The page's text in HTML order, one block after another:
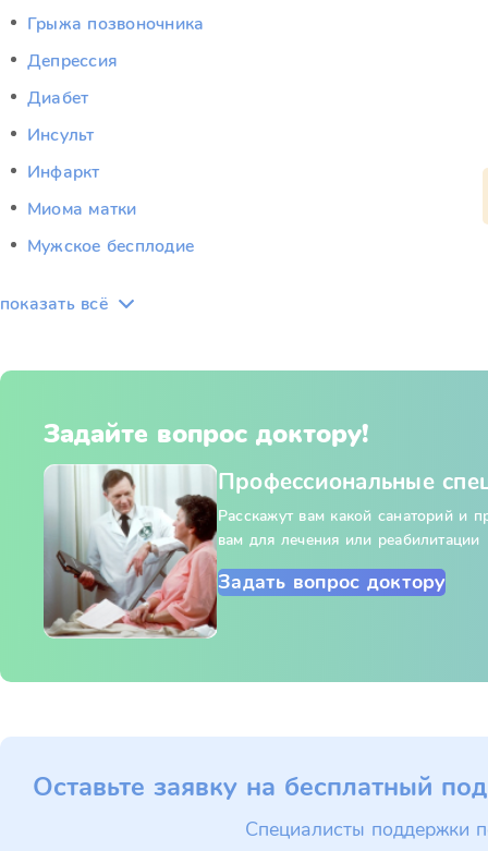
Грыжа позвоночника
Депрессия
Диабет
Инсульт
Инфаркт
Миома матки
Мужское бесплодие
показать всё
Задайте вопрос доктору!
Профессиональные
Расскажут вам какой санаторий и
вам для лечения или реабилитации
Задать вопрос доктору
Оставьте заявку на бесплатный
Специалисты поддержки